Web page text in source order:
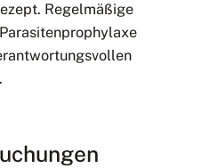
Regelmäßige